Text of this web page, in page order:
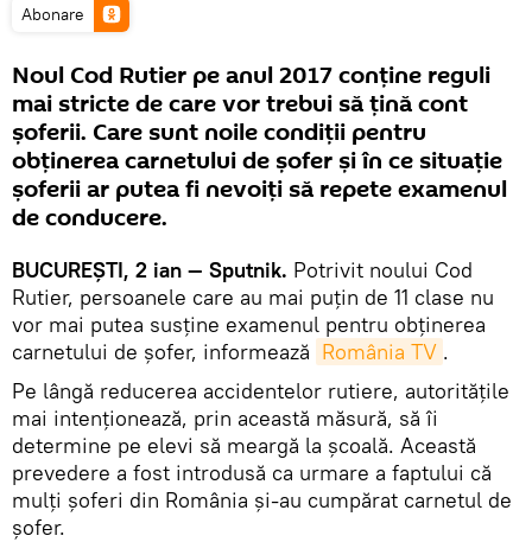
Abonare
Noul Cod Rutier pe anul 2017 conţine reguli
mai stricte de care vor trebui să ţină cont
şoferii. Care sunt noile condiţii pentru
obţinerea carnetului de şofer şi în ce situaţie
şoferii ar putea fi nevoiţi să repete examenul
de conducere.
BUCUREŞTI, 2 ian — Sputnik. Potrivit noului Cod
Rutier, persoanele care au mai puţin de 11 clase nu
vor mai putea susţine examenul pentru obţinerea
carnetului de şofer, informează România TV .
Pe lângă reducerea accidentelor rutiere, autorităţile
mai intenţionează, prin această măsură, să îi
determine pe elevi să meargă la şcoală. Această
prevedere a fost introdusă ca urmare a faptului că
mulţi şoferi din România şi-au cumpărat carnetul de
şofer.